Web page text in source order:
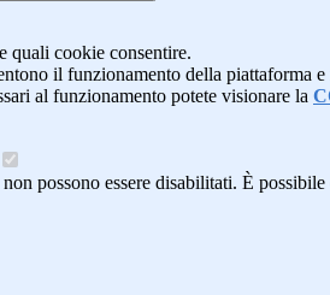
quali cookie consentire.
il funzionamento della piattaforma
al funzionamento potete visionare la
possono essere disabilitati. È